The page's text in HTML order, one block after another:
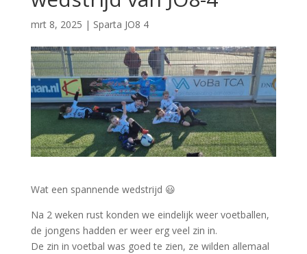
mrt 8, 2025 | Sparta JO8 4
Wat een spannende wedstrijd 😃
Na 2 weken rust konden we eindelijk weer voetballen,
de jongens hadden er weer erg veel zin in.
De zin in voetbal was goed te zien, ze wilden allemaal